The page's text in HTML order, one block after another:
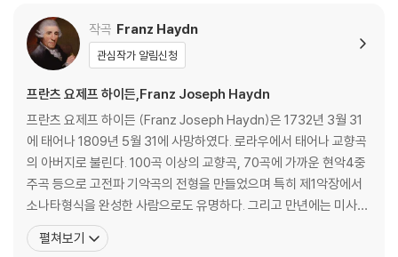
작곡 Franz Haydn
관심작가 알림신청
프란츠 요제프 하이든,Franz Joseph Haydn
프란츠 요제프 하이든 (Franz Joseph Haydn)은 1732년 3월 31
에 태어나 1809년 5월 31에 사망하였다. 로라우에서 태어나 교향곡
의 아버지로 불린다. 100곡 이상의 교향곡, 70곡에 가까운 현악4중
주곡 등으로 고전파 기악곡의 전형을 만들었으며 특히 제1악장에서
소나타형식을 완성한 사람으로도 유명하다. 그리고 만년에는 미사곡
과 '천지창조(天地創造) Schopfung'(1798), '사계(四季) Die J
ahreszeiten'(1801) 등 오라토리오풍의 교회음악의 명작을 남겼
펼쳐보기